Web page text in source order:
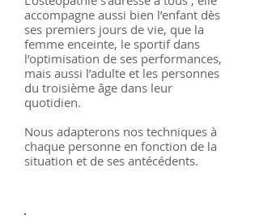
accompagne aussi bien l’enfant dès
ses premiers jours de vie, que la
femme enceinte, le sportif dans
l’optimisation de ses performances,
mais aussi l’adulte et les personnes
du troisième âge dans leur
quotidien.
Nous adapterons nos techniques à
chaque personne en fonction de la
situation et de ses antécédents.